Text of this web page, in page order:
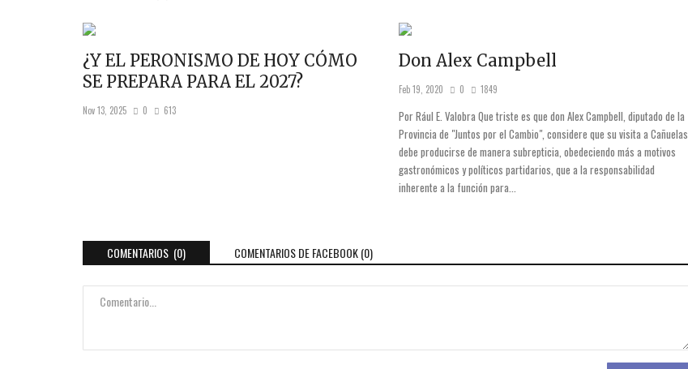
¿Y EL PERONISMO DE HOY CÓMO
SE PREPARA PARA EL 2027?
Nov 13, 2025 0 613
Don Alex Campbell
Feb 19, 2020 0 1849
Por Rául E. Valobra Que triste es que don Alex Campbell, diputado de la
Provincia de "Juntos por el Cambio", considere que su visita a Cañuelas
debe producirse de manera subrepticia, obedeciendo más a motivos
gastronómicos y políticos partidarios, que a la responsabilidad
inherente a la función para...
COMENTARIOS (0) COMENTARIOS DE FACEBOOK (0)